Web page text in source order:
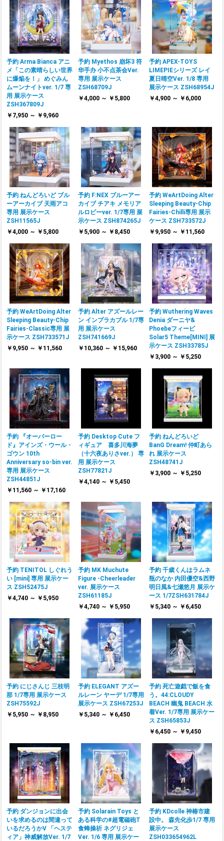
予約 Arma Bianca アニ
メ「この素晴らしい世界
に爆焔を！」 めぐみん
ムーンナイトver. 1/7 専
用 展示ケース
ZSH367809J
￥7,950 ～ ￥9,960
予約 Myethos 崩坏3 符
华手办 小不点茶会Ver.
専用 展示ケース
ZSH68709J
￥4,000 ～ ￥5,800
予約 APEX-TOYS
LIMEPIEシリーズ レイ
夏日晴空Ver. 1/8 専用
展示ケース ZSH68954J
￥4,900 ～ ￥6,000
予約 ねんどろいど ブル
ーアーカイブ 天雨アコ
専用 展示ケース
ZSH11565J
￥4,000 ～ ￥5,800
予約 F:NEX ブルーアー
カイブ チアキ メモリア
ルロビーver. 1/7専用 展
示ケース ZSH874265J
￥5,900 ～ ￥8,450
予約 WeArtDoing Alter
Sleeping Beauty-Chip
Fairies-Chilli専用 展示
ケース ZSH733572J
￥9,950 ～ ￥11,560
予約 WeArtDoing Alter
Sleeping Beauty-Chip
Fairies-Classic専用 展
示ケース ZSH733571J
￥9,950 ～ ￥11,560
予約 Alter アズールレー
ン インプラカブル 1/7専
用 展示ケース
ZSH741669J
￥10,360 ～ ￥15,960
予約 Wuthering Waves
Denia ダーニヤ&
Phoebeフィービ
Solar5 Theme[MINI] 展
示ケース ZSH33785J
￥3,900 ～ ￥5,250
予約 『オーバーロー
ド』アインズ・ウール・
ゴウン 10th
Anniversary so-bin ver.
専用 展示ケース
ZSH44851J
￥11,560 ～ ￥17,160
予約 Desktop Cute フ
ィギュア 喜多川海夢
（十六夜ありさver.） 専
用 展示ケース
ZSH77821J
￥4,140 ～ ￥5,450
予約 ねんどろいど
BanG Dream! 仲町あら
れ 展示ケース
ZSH48741J
￥3,900 ～ ￥5,250
予約 TENITOL しぐれう
い [mini] 専用 展示ケー
ス ZSH52475J
￥4,740 ～ ￥5,950
予約 MK Muchute
Figure -Cheerleader
ver. 展示ケース
ZSH61185J
￥4,740 ～ ￥5,950
予約 千歳くんはラムネ
瓶のなか 内田優空&西野
明日風&七瀬悠月 展示ケ
ース 1/7ZSH631784J
￥5,340 ～ ￥6,450
予約 にじさんじ 三枝明
那 1/7専用 展示ケース
ZSH75592J
￥5,950 ～ ￥8,950
予約 ELEGANT アズー
ルレーン ヤーデ 1/7専用
展示ケース ZSH67253J
￥5,340 ～ ￥6,450
予約 死亡遊戯で飯を食
う。44:CLOUDY
BEACH 幽鬼 BEACH 水
着Ver. 1/7専用 展示ケー
ス ZSH65853J
￥6,450 ～ ￥9,450
予約 ダンジョンに出会
いを求めるのは間違って
いるだろうかⅤ 「ヘステ
ィア」神威解放Ver. 1/7
予約 Solarain Toys と
ある科学の#超電磁砲T
食蜂操祈 ネグリジェ
Ver. 1/6 専用 展示ケー
予約 KDcolle 神椿市建
設中。 森先化歩1/7 専用
展示ケース
ZSH033654962L